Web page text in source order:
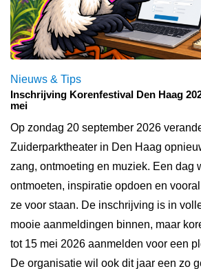
Nieuws & Tips
Inschrijving Korenfestival Den Haag
mei
Op zondag 20 september 2026
Zuiderparktheater in Den Haag
zang, ontmoeting en muziek. Een dag
ontmoeten, inspiratie opdoen en
ze voor staan. De inschrijving is in
mooie aanmeldingen binnen, maar
tot 15 mei 2026 aanmelden voor een
De organisatie wil ook dit jaar een zo